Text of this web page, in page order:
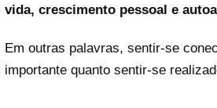
vida, crescimento pessoal e
Em outras palavras, sentir-se
importante quanto sentir-se